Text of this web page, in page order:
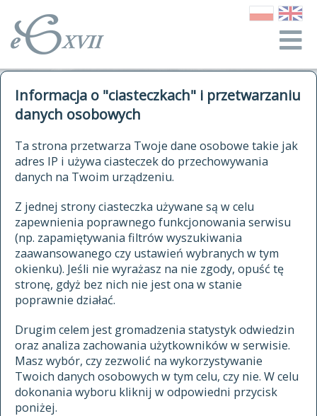
Informacja o "ciasteczkach" i przetwarzaniu
danych osobowych
Ta strona przetwarza Twoje dane osobowe takie jak
adres IP i używa ciasteczek do przechowywania
danych na Twoim urządzeniu.
Z jednej strony ciasteczka używane są w celu
zapewnienia poprawnego funkcjonowania serwisu
(np. zapamiętywania filtrów wyszukiwania
zaawansowanego czy ustawień wybranych w tym
okienku). Jeśli nie wyrażasz na nie zgody, opuść tę
stronę, gdyż bez nich nie jest ona w stanie
poprawnie działać.
Drugim celem jest gromadzenia statystyk odwiedzin
oraz analiza zachowania użytkowników w serwisie.
Masz wybór, czy zezwolić na wykorzystywanie
Twoich danych osobowych w tym celu, czy nie. W celu
dokonania wyboru kliknij w odpowiedni przycisk
poniżej.
autorzy Słownika
historia
publikacje
źródła
autorzy tekstów źródłowych
zasady opracowania
statystyki
najnowsze hasła
ostatnio zmodyfikowane hasła
materiały archiwalne
cytowanie
kontakt
kwerendy
jak cytować Słownik
ELEKTRONICZNY SŁOWNIK
JĘZYKA POLSKIEGO
XVII I XVIII WIEKU
znajdź hasła
zaczynające się od